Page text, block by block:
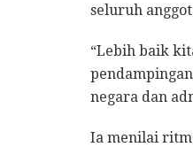
seluruh
“Lebih baik
negara dan
Ia menilai